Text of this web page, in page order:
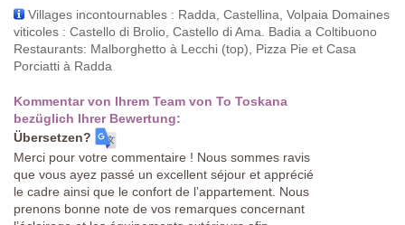
Villages incontournables : Radda, Castellina, Volpaia Domaines
viticoles : Castello di Brolio, Castello di Ama. Badia a Coltibuono
Restaurants: Malborghetto à Lecchi (top), Pizza Pie et Casa
Porciatti à Radda
Kommentar von Ihrem Team von To Toskana
bezüglich Ihrer Bewertung:
Übersetzen?
Merci pour votre commentaire ! Nous sommes ravis
que vous ayez passé un excellent séjour et apprécié
le cadre ainsi que le confort de l’appartement. Nous
prenons bonne note de vos remarques concernant